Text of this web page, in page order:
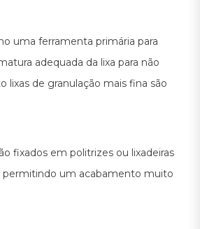
uma ferramenta primária para
adequada da lixa para não
lixas de granulação mais fina são
fixados em politrizes ou lixadeiras
permitindo um acabamento muito